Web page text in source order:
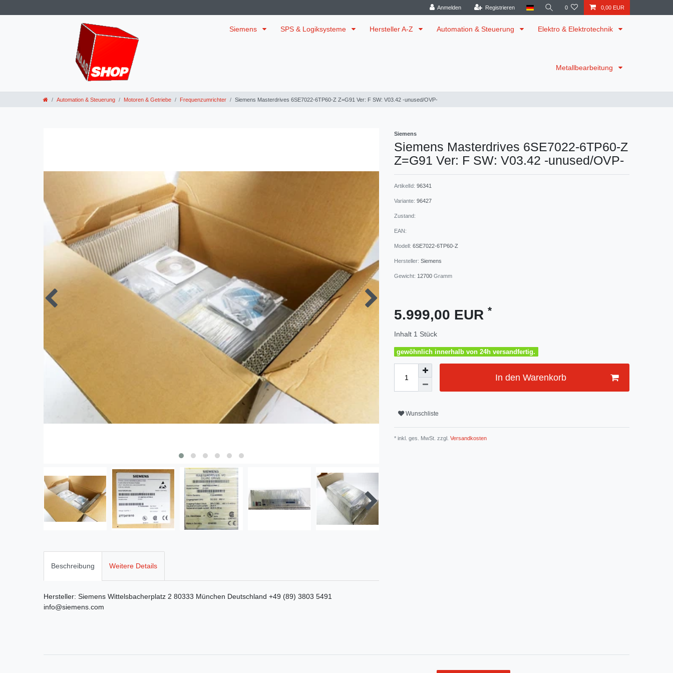
Anmelden Registrieren 0 0,00 EUR
Siemens SPS & Logiksysteme Hersteller A-Z Automation & Steuerung Elektro & Elektrotechnik
Metallbearbeitung
Automation & Steuerung Motoren & Getriebe Frequenzumrichter Siemens Masterdrives 6SE7022-6TP60-Z Z=G91 Ver: F SW: V03.42 -unused/OVP-
Beschreibung Weitere Details
Hersteller: Siemens Wittelsbacherplatz 2 80333 München Deutschland +49 (89) 3803 5491
info@siemens.com
Siemens
Siemens Masterdrives 6SE7022-6TP60-Z
Z=G91 Ver: F SW: V03.42 -unused/OVP-
ArtikelId: 96341
Variante: 96427
Zustand:
EAN:
Modell: 6SE7022-6TP60-Z
Hersteller: Siemens
Gewicht: 12700 Gramm
5.999,00 EUR *
Inhalt 1 Stück
gewöhnlich innerhalb von 24h versandfertig.
In den Warenkorb
Wunschliste
* inkl. ges. MwSt. zzgl. Versandkosten